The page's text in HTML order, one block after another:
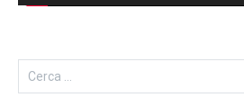
Cerca: